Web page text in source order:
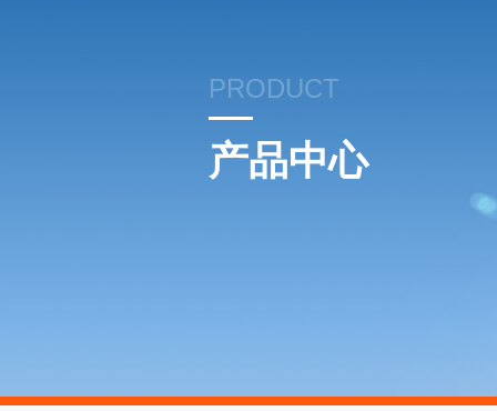
PRODUCT
产品中心